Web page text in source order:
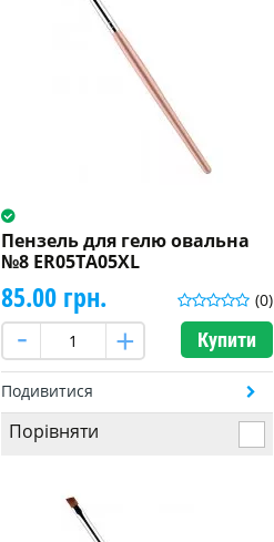
Пензель для гелю овальна
№8 ER05TA05XL
(0)
85.00 грн.
Купити
Подивитися
Порівняти